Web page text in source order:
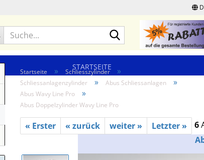
Suche...
STARTSEITE
Startseite » Schliesszylinder »
Schliessanlagenzylinder » Abus Schliessanlagen »
Abus Wavy Line Pro »
Abus Doppelzylinder Wavy Line Pro
« Erster « zurück weiter » Letzter » 6